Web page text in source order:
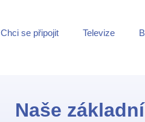
Chci se připojit Televize
Naše